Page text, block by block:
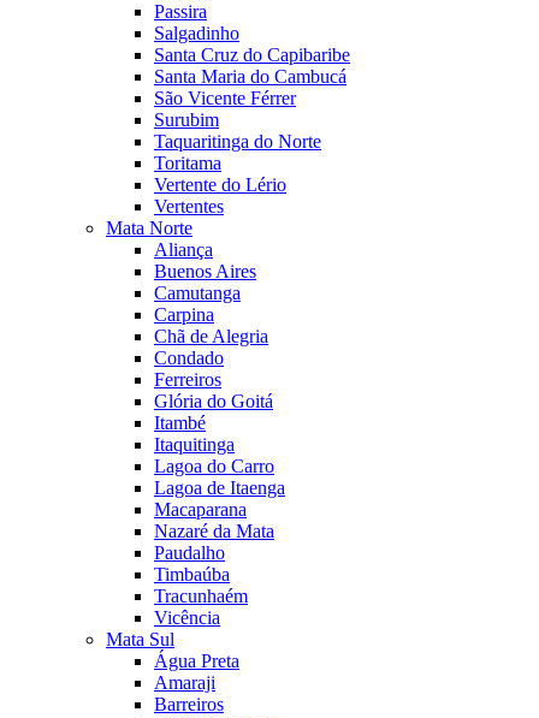
Passira
Salgadinho
Santa Cruz do Capibaribe
Santa Maria do Cambucá
São Vicente Férrer
Surubim
Taquaritinga do Norte
Toritama
Vertente do Lério
Vertentes
Mata Norte
Aliança
Buenos Aires
Camutanga
Carpina
Chã de Alegria
Condado
Ferreiros
Glória do Goitá
Itambé
Itaquitinga
Lagoa do Carro
Lagoa de Itaenga
Macaparana
Nazaré da Mata
Paudalho
Timbaúba
Tracunhaém
Vicência
Mata Sul
Água Preta
Amaraji
Barreiros